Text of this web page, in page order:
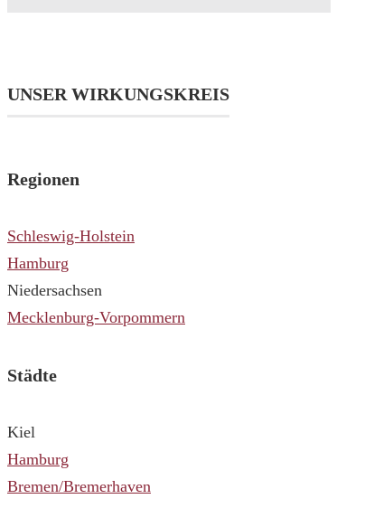
UNSER WIRKUNGSKREIS
Regionen
Schleswig-Holstein
Hamburg
Niedersachsen
Mecklenburg-Vorpommern
Städte
Kiel
Hamburg
Bremen/Bremerhaven